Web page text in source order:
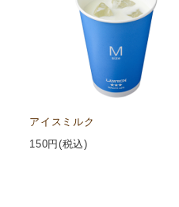
アイスミルク
150円(税込)